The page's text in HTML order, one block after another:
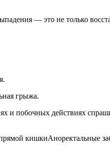
— это не только
грыжа.
побочных действиях
кишкиАноректальные